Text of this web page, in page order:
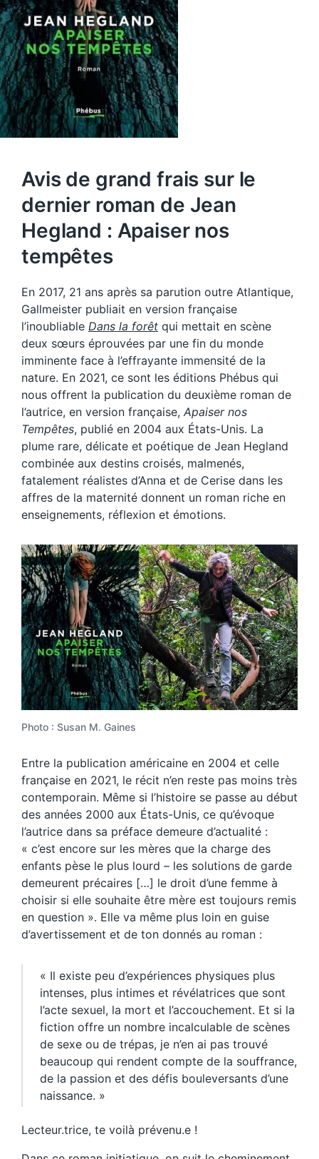
Avis de grand frais sur le
dernier roman de Jean
Hegland : Apaiser nos
tempêtes
En 2017, 21 ans après sa parution outre Atlantique,
Gallmeister publiait en version française
l’inoubliable Dans la forêt qui mettait en scène
deux sœurs éprouvées par une fin du monde
imminente face à l’effrayante immensité de la
nature. En 2021, ce sont les éditions Phébus qui
nous offrent la publication du deuxième roman de
l’autrice, en version française, Apaiser nos
Tempêtes, publié en 2004 aux États-Unis. La
plume rare, délicate et poétique de Jean Hegland
combinée aux destins croisés, malmenés,
fatalement réalistes d’Anna et de Cerise dans les
affres de la maternité donnent un roman riche en
enseignements, réflexion et émotions.
Photo : Susan M. Gaines
Entre la publication américaine en 2004 et celle
française en 2021, le récit n’en reste pas moins très
contemporain. Même si l’histoire se passe au début
des années 2000 aux États-Unis, ce qu’évoque
l’autrice dans sa préface demeure d’actualité :
« c’est encore sur les mères que la charge des
enfants pèse le plus lourd – les solutions de garde
demeurent précaires […] le droit d’une femme à
choisir si elle souhaite être mère est toujours remis
en question ». Elle va même plus loin en guise
d’avertissement et de ton donnés au roman :
« Il existe peu d’expériences physiques plus
intenses, plus intimes et révélatrices que sont
l’acte sexuel, la mort et l’accouchement. Et si la
fiction offre un nombre incalculable de scènes
de sexe ou de trépas, je n’en ai pas trouvé
beaucoup qui rendent compte de la souffrance,
de la passion et des défis bouleversants d’une
naissance. »
Lecteur.trice, te voilà prévenu.e !